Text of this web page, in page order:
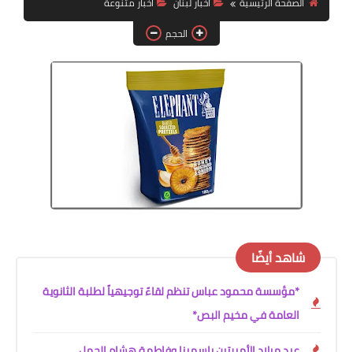
الحجم
شاهد أيضًا
*مؤسسة محمود عباس تنظم لقاءً توجيهياً لطلبة الثانوية
العامة في مخيم البص*